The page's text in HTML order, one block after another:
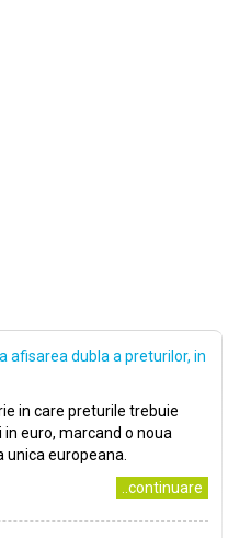
afisarea dubla a preturilor, in
in care preturile trebuie
euro, marcand o noua
europeana.
..continuare